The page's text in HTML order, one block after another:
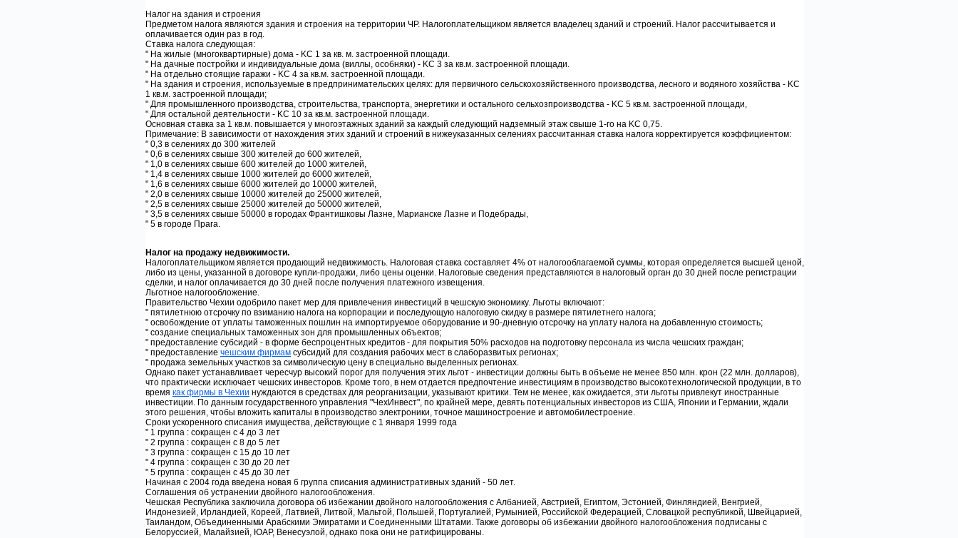
Налог на здания и строения
Предметом налога являются здания и строения на территории ЧР. Налогоплательщиком является владелец зданий и строений. Налог рассчитывается и
оплачивается один раз в год.
Ставка налога следующая:
" На жилые (многоквартирные) дома - KC 1 за кв. м. застроенной площади.
" На дачные постройки и индивидуальные дома (виллы, особняки) - KC 3 за кв.м. застроенной площади.
" На отдельно стоящие гаражи - KC 4 за кв.м. застроенной площади.
" На здания и строения, используемые в предпринимательских целях: для первичного сельскохозяйственного производства, лесного и водяного хозяйства - KC
1 кв.м. застроенной площади;
" Для промышленного производства, строительства, транспорта, энергетики и остального сельхозпроизводства - KC 5 кв.м. застроенной площади,
" Для остальной деятельности - KC 10 за кв.м. застроенной площади.
Основная ставка за 1 кв.м. повышается у многоэтажных зданий за каждый следующий надземный этаж свыше 1-го на KC 0,75.
Примечание: В зависимости от нахождения этих зданий и строений в нижеуказанных селениях рассчитанная ставка налога корректируется коэффициентом:
" 0,3 в селениях до 300 жителей
" 0,6 в селениях свыше 300 жителей до 600 жителей,
" 1,0 в селениях свыше 600 жителей до 1000 жителей,
" 1,4 в селениях свыше 1000 жителей до 6000 жителей,
" 1,6 в селениях свыше 6000 жителей до 10000 жителей,
" 2,0 в селениях свыше 10000 жителей до 25000 жителей,
" 2,5 в селениях свыше 25000 жителей до 50000 жителей,
" 3,5 в селениях свыше 50000 в городах Франтишковы Лазне, Марианске Лазне и Подебрады,
" 5 в городе Прага.
Налог на продажу недвижимости.
Налогоплательщиком является продающий недвижимость. Налоговая ставка составляет 4% от налогооблагаемой суммы, которая определяется высшей ценой,
либо из цены, указанной в договоре купли-продажи, либо цены оценки. Налоговые сведения представляются в налоговый орган до 30 дней после регистрации
сделки, и налог оплачивается до 30 дней после получения платежного извещения.
Льготное налогообложение.
Правительство Чехии одобрило пакет мер для привлечения инвестиций в чешскую экономику. Льготы включают:
" пятилетнюю отсрочку по взиманию налога на корпорации и последующую налоговую скидку в размере пятилетнего налога;
" освобождение от уплаты таможенных пошлин на импортируемое оборудование и 90-дневную отсрочку на уплату налога на добавленную стоимость;
" создание специальных таможенных зон для промышленных объектов;
" предоставление субсидий - в форме беспроцентных кредитов - для покрытия 50% расходов на подготовку персонала из числа чешских граждан;
" предоставление чешским фирмам субсидий для создания рабочих мест в слаборазвитых регионах;
" продажа земельных участков за символическую цену в специально выделенных регионах.
Однако пакет устанавливает чересчур высокий порог для получения этих льгот - инвестиции должны быть в объеме не менее 850 млн. крон (22 млн. долларов),
что практически исключает чешских инвесторов. Кроме того, в нем отдается предпочтение инвестициям в производство высокотехнологической продукции, в то
время как фирмы в Чехии нуждаются в средствах для реорганизации, указывают критики. Тем не менее, как ожидается, эти льготы привлекут иностранные
инвестиции. По данным государственного управления "ЧехИнвест", по крайней мере, девять потенциальных инвесторов из США, Японии и Германии, ждали
этого решения, чтобы вложить капиталы в производство электроники, точное машиностроение и автомобилестроение.
Сроки ускоренного списания имущества, действующие с 1 января 1999 года
" 1 группа : сокращен с 4 до 3 лет
" 2 группа : сокращен с 8 до 5 лет
" 3 группа : сокращен с 15 до 10 лет
" 4 группа : сокращен с 30 до 20 лет
" 5 группа : сокращен с 45 до 30 лет
Начиная с 2004 года введена новая 6 группа списания административных зданий - 50 лет.
Соглашения об устранении двойного налогообложения.
Чешская Республика заключила договора об избежании двойного налогообложения с Албанией, Австрией, Египтом, Эстонией, Финляндией, Венгрией,
Индонезией, Ирландией, Кореей, Латвией, Литвой, Мальтой, Польшей, Португалией, Румынией, Российской Федерацией, Словацкой республикой, Швейцарией,
Таиландом, Объединенными Арабскими Эмиратами и Соединенными Штатами. Также договоры об избежании двойного налогообложения подписаны с
Белоруссией, Малайзией, ЮАР, Венесуэлой, однако пока они не ратифицированы.